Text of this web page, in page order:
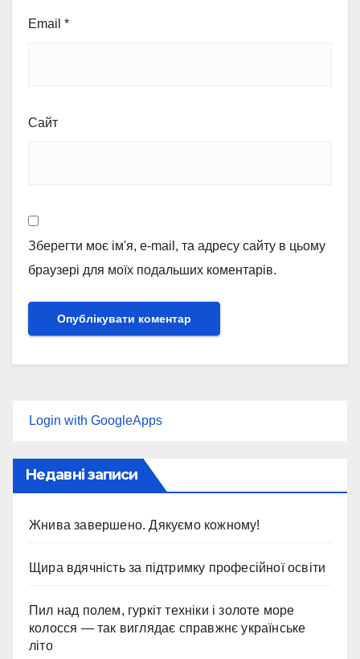
Email *
Сайт
Зберегти моє ім'я, e-mail, та адресу сайту в цьому
браузері для моїх подальших коментарів.
Login with GoogleApps
Недавні записи
Жнива завершено. Дякуємо кожному!
Щира вдячність за підтримку професійної освіти
Пил над полем, гуркіт техніки і золоте море
колосся — так виглядає справжнє українське
літо